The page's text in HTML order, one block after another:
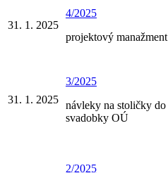
31. 1. 2025
4/2025
projektový manažment
31. 1. 2025
3/2025
návleky na stoličky do
svadobky OÚ
2/2025